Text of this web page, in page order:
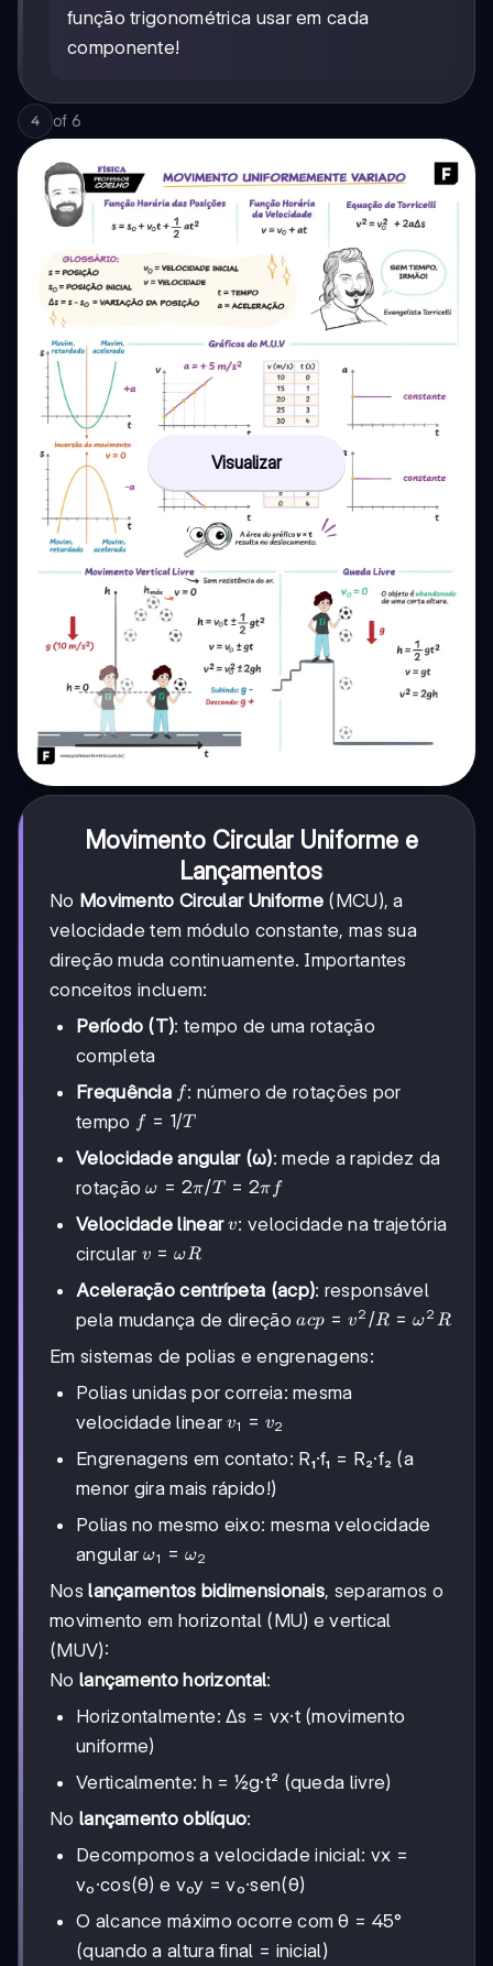
função trigonométrica usar em cada
componente!
4 of 6
Visualizar
Movimento Circular Uniforme e
Lançamentos
No Movimento Circular Uniforme (MCU), a
velocidade tem módulo constante, mas sua
direção muda continuamente. Importantes
conceitos incluem:
Período (T): tempo de uma rotação
completa
Frequência ff: número de rotações por
tempo f =
f = 1/T
Velocidade angular (ω): mede a rapidez da
rotaçãoω =
=
2πf
ω = 2π/T = 2π f
Velocidade linearv
v: velocidade na trajetória
circular v
ωR
v = ωR
Aceleração centrípeta (acp): responsável
pela mudança de direçãoacp
v²/R
=
acp = v2 /R = ω2 R
Em sistemas de polias e engrenagens:
Polias unidas por correia: mesma
velocidade linearv₁
v₂
v1 = v2
Engrenagens em contato: R₁·f₁ = R₂·f₂ (a
menor gira mais rápido!)
Polias no mesmo eixo: mesma velocidade
angularω₁
ω₂
ω1 = ω2
Noslançamentos bidimensionais, separamos o
movimento em horizontal (MU) e vertical
(MUV):
No lançamento horizontal:
Horizontalmente: Δs = vx·t (movimento
uniforme)
Verticalmente: h = ½g·t² (queda livre)
No lançamento oblíquo:
Decompomos a velocidade inicial: vx =
v₀·cos(θ) e v₀y = v₀·sen(θ)
O alcance máximo ocorre com θ = 45°
(quando a altura final = inicial)